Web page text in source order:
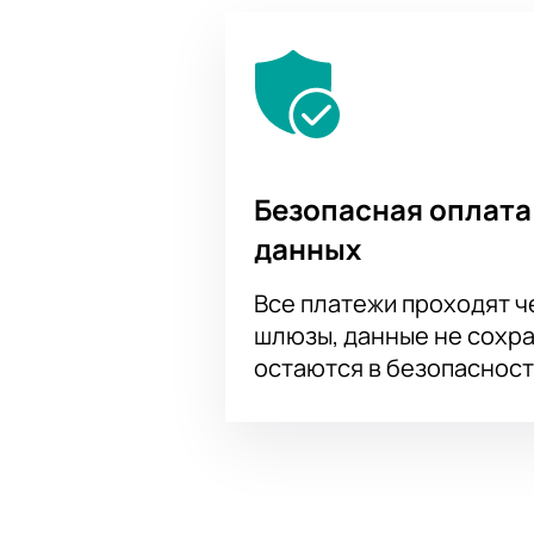
Можно заказать билеты по
Корпоративным клиентам
оформить групповой заказ и
Обратите внимание, возможна
Безопасная
данных
Все платежи проходят
шлюзы, данные не
остаются в